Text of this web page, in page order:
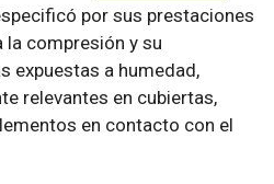
por sus prestaciones
compresión y su
expuestas a humedad,
relevantes en cubiertas,
en contacto con el